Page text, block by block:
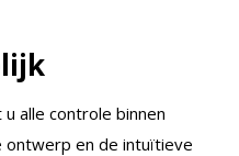
alle controle binnen
ontwerp en de intuïtieve